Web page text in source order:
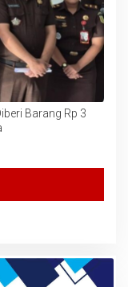
Barang Rp 3